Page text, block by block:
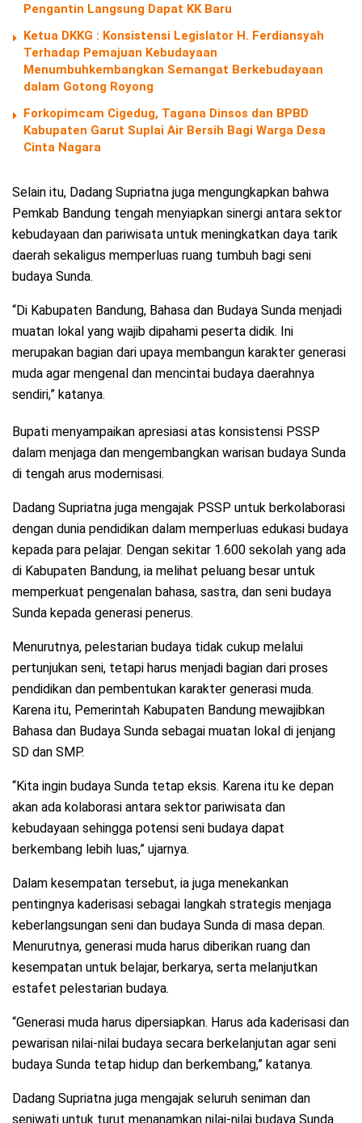
Pengantin Langsung Dapat KK Baru
Ketua DKKG : Konsistensi Legislator H. Ferdiansyah
Terhadap Pemajuan Kebudayaan
Menumbuhkembangkan Semangat Berkebudayaan
dalam Gotong Royong
Forkopimcam Cigedug, Tagana Dinsos dan BPBD
Kabupaten Garut Suplai Air Bersih Bagi Warga Desa
Cinta Nagara
Selain itu, Dadang Supriatna juga mengungkapkan bahwa
Pemkab Bandung tengah menyiapkan sinergi antara sektor
kebudayaan dan pariwisata untuk meningkatkan daya tarik
daerah sekaligus memperluas ruang tumbuh bagi seni
budaya Sunda.
“Di Kabupaten Bandung, Bahasa dan Budaya Sunda menjadi
muatan lokal yang wajib dipahami peserta didik. Ini
merupakan bagian dari upaya membangun karakter generasi
muda agar mengenal dan mencintai budaya daerahnya
sendiri,” katanya.
Bupati menyampaikan apresiasi atas konsistensi PSSP
dalam menjaga dan mengembangkan warisan budaya Sunda
di tengah arus modernisasi.
Dadang Supriatna juga mengajak PSSP untuk berkolaborasi
dengan dunia pendidikan dalam memperluas edukasi budaya
kepada para pelajar. Dengan sekitar 1.600 sekolah yang ada
di Kabupaten Bandung, ia melihat peluang besar untuk
memperkuat pengenalan bahasa, sastra, dan seni budaya
Sunda kepada generasi penerus.
Menurutnya, pelestarian budaya tidak cukup melalui
pertunjukan seni, tetapi harus menjadi bagian dari proses
pendidikan dan pembentukan karakter generasi muda.
Karena itu, Pemerintah Kabupaten Bandung mewajibkan
Bahasa dan Budaya Sunda sebagai muatan lokal di jenjang
SD dan SMP.
“Kita ingin budaya Sunda tetap eksis. Karena itu ke depan
akan ada kolaborasi antara sektor pariwisata dan
kebudayaan sehingga potensi seni budaya dapat
berkembang lebih luas,” ujarnya.
Dalam kesempatan tersebut, ia juga menekankan
pentingnya kaderisasi sebagai langkah strategis menjaga
keberlangsungan seni dan budaya Sunda di masa depan.
Menurutnya, generasi muda harus diberikan ruang dan
kesempatan untuk belajar, berkarya, serta melanjutkan
estafet pelestarian budaya.
“Generasi muda harus dipersiapkan. Harus ada kaderisasi dan
pewarisan nilai-nilai budaya secara berkelanjutan agar seni
budaya Sunda tetap hidup dan berkembang,” katanya.
Dadang Supriatna juga mengajak seluruh seniman dan
seniwati untuk turut menanamkan nilai-nilai budaya Sunda